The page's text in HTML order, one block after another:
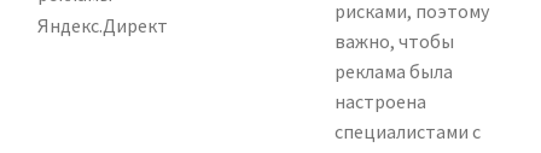
Яндекс.Директ
рисками, поэтому
важно, чтобы
реклама была
настроена
специалистами с